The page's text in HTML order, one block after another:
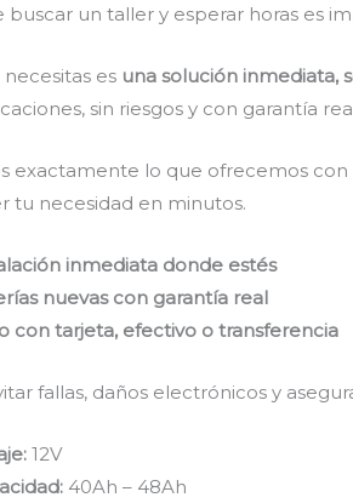
buscar un taller y esperar horas es
es una solución inmediata,
sin riesgos y con garantía
exactamente lo que ofrecemos
tu necesidad en minutos.
inmediata donde estés
nuevas con garantía real
con tarjeta, efectivo o transferencia
fallas, daños electrónicos y
12V
40Ah – 48Ah